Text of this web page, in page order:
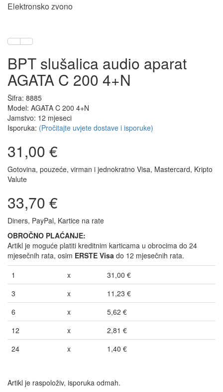
Elektronsko zvono
BPT slušalica audio aparat
AGATA C 200 4+N
Šifra: 8885
Model: AGATA C 200 4+N
Jamstvo: 12 mjeseci
Isporuka: (Pročitajte uvjete dostave i isporuke)
31,00 €
Gotovina, pouzeće, virman i jednokratno Visa, Mastercard, Kripto
Valute
33,70 €
Diners, PayPal, Kartice na rate
OBROČNO PLAĆANJE:
Artikl je moguće platiti kreditnim karticama u obrocima do 24
mjesečnih rata, osim ERSTE Visa do 12 mjesečnih rata.
1
x
31,00 €
3
x
11,23 €
6
x
5,62 €
12
x
2,81 €
24
x 1,40 €
Artikl je raspoloživ, isporuka odmah.